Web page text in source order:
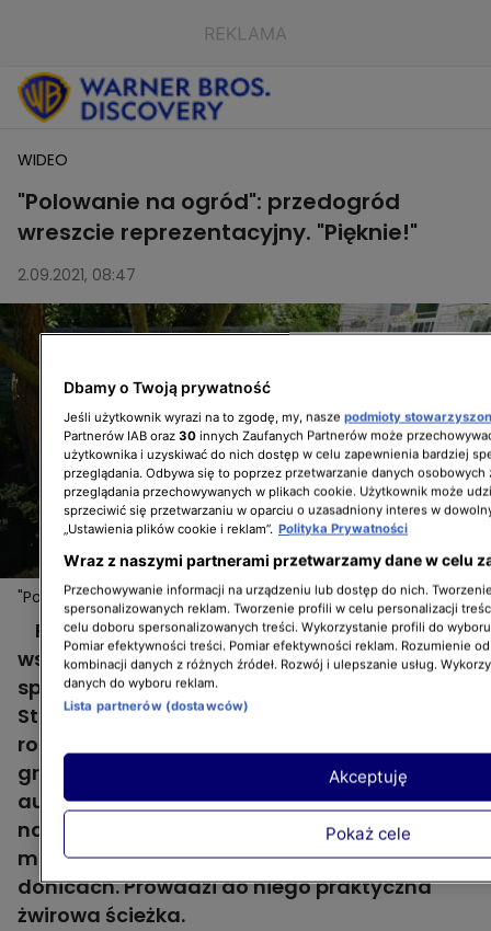
WIDEO
"Polowanie na ogród": przedogród
wreszcie reprezentacyjny. "Pięknie!"
2.09.2021, 08:47
"Polowanie na ogród": przedogród wreszcie
reprezentacyjny. "Pięknie!"
Więcej
Przedogródek Kasi do tej pory był pusty, bo
wszystkie próby jego zagospodarowania
spełzały na niczym. Dzięki Dominikowi
Strzelcowi i jego ekipie znalazły się tam nowe
rośliny na tle starych drzew i nowego,
grafitowego ogrodzenia. Nawodni je
automatyczna instalacja. W przedogródku
na specjalne życzenie Kasi znalazło się też
miejsce do relaksu, ozdobione kwiatami w
donicach. Prowadzi do niego praktyczna
żwirowa ścieżka.
Dbamy o Twoją prywatność
Jeśli użytkownik wyrazi na to zgodę, my, nasze podmioty
Partnerów IAB oraz 30 innych Zaufanych Partnerów może
użytkownika i uzyskiwać do nich dostęp w celu zapewnienia bardziej
przeglądania. Odbywa się to poprzez przetwarzanie danych osobowych
przeglądania przechowywanych w plikach cookie. Użytkownik może
sprzeciwić się przetwarzaniu w oparciu o uzasadniony interes w
„Ustawienia plików cookie i reklam”. Polityka Prywatności
Wraz z naszymi partnerami przetwarzamy dane w celu
Przechowywanie informacji na urządzeniu lub dostęp do nich.
spersonalizowanych reklam. Tworzenie profili w celu personalizacji
celu doboru spersonalizowanych treści. Wykorzystanie profili do
Pomiar efektywności treści. Pomiar efektywności reklam. Rozumienie
kombinacji danych z różnych źródeł. Rozwój i ulepszanie usług.
danych do wyboru reklam.
Lista partnerów (dostawców)
Pokaż cele
Akceptuję